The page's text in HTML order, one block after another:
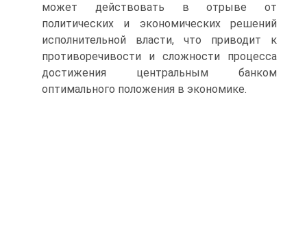
может действовать в отрыве от
политических и экономических решений
исполнительной власти, что приводит к
противоречивости и сложности процесса
достижения центральным банком
оптимально­го положения в экономике.